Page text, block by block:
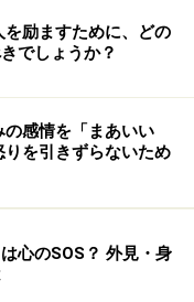
入社員にも起こり
験に奮闘してきた、
カリ感は、「荷おろ
なく取り組んでいた
き出し、無気力感
。仕事ばかりではな
などにも見られま
励ますために、どの
でしょうか？
の感情を「まあいい
を引きずらないため
心のSOS？ 外見・身